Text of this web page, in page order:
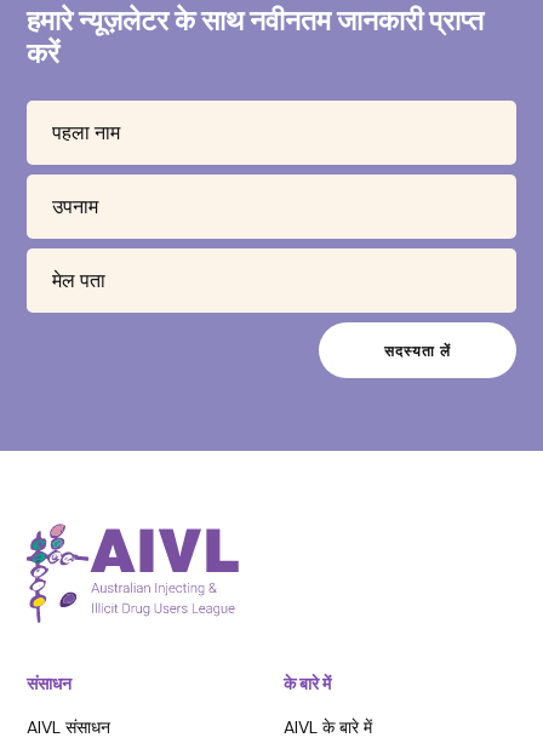
हमारे न्यूज़लेटर के साथ नवीनतम जानकारी प्राप्त
करें
संसाधन
AIVL संसाधन
के बारे में
AIVL के बारे में